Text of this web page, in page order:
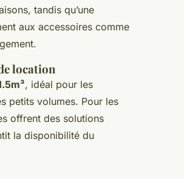
tandis qu’une
aux accessoires comme
location
, idéal pour les
petits volumes. Pour les
offrent des solutions
la disponibilité du